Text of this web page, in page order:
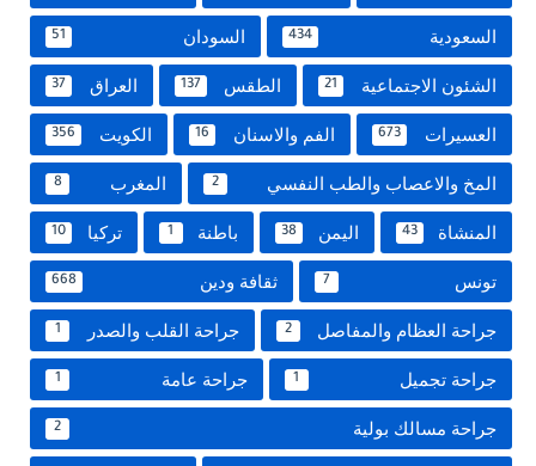
السعودية 434 السودان 51
الشئون الاجتماعية 21 الطقس 137 العراق 37
العسيرات 673 الفم والاسنان 16 الكويت 356
المخ والاعصاب والطب النفسي 2 المغرب 8
المنشاة 43 اليمن 38 باطنة 1 تركيا 10
تونس 7 ثقافة ودين 668
جراحة العظام والمفاصل 2 جراحة القلب والصدر 1
جراحة تجميل 1 جراحة عامة 1
جراحة مسالك بولية 2